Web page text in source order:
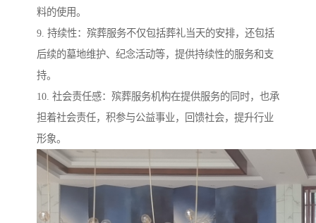
料的使用。
9. 持续性：殡葬服务不仅包括葬礼当天的安排，还包括
后续的墓地维护、纪念活动等，提供持续性的服务和支
持。
10. 社会责任感：殡葬服务机构在提供服务的同时，也承
担着社会责任，积参与公益事业，回馈社会，提升行业
形象。